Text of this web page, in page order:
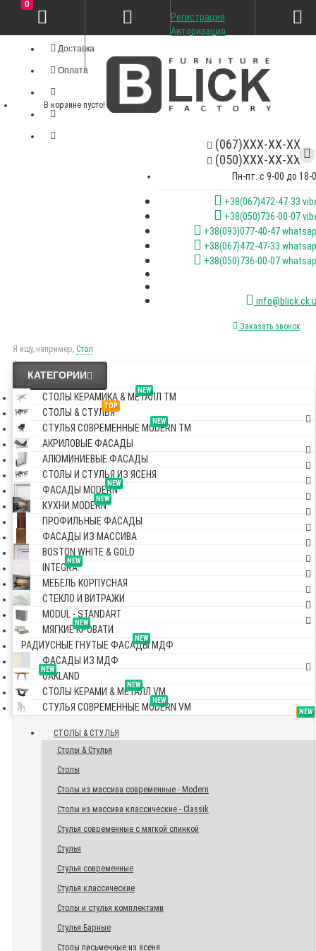
Доставка
Оплата
(067)XXX-XX-XX
(050)XXX-XX-XX
Пн-пт. с 9-00 до 18-
+38(067)472-47-33
+38(050)736-00-07
+38(093)077-40-47
+38(067)472-47-33
+38(050)736-00-07
Заказать звонок
Я ищу, например, Стол
Регистрация
Авторизация
0
В корзине пусто!
КАТЕГОРИИ
NEW
СТОЛЫ КЕРАМИКА & МЕТАЛЛ TM
TOP
СТОЛЫ & СТУЛЬЯ
NEW
СТУЛЬЯ СОВРЕМЕННЫЕ MODERN TM
АКРИЛОВЫЕ ФАСАДЫ
АЛЮМИНИЕВЫЕ ФАСАДЫ
СТОЛЫ И СТУЛЬЯ ИЗ ЯСЕНЯ
NEW
ФАСАДЫ MODERN
NEW
КУХНИ MODERN
ПРОФИЛЬНЫЕ ФАСАДЫ
ФАСАДЫ ИЗ МАССИВА
BOSTON WHITE & GOLD
NEW
INTEGRA
МЕБЕЛЬ КОРПУСНАЯ
СТЕКЛО И ВИТРАЖИ
MODUL - STANDART
NEW
МЯГКИЕ КРОВАТИ
NEW
РАДИУСНЫЕ ГНУТЫЕ ФАСАДЫ МДФ
ФАСАДЫ ИЗ МДФ
NEW
OAKLAND
NEW
СТОЛЫ КЕРАМИ & МЕТАЛЛ VM
NEW
СТУЛЬЯ СОВРЕМЕННЫЕ MODERN VM TOP
СТОЛЫ & СТУЛЬЯ
Столы & Стулья
Столы
Столы из массива современные - Modern
Столы из массива классические - Classik
Стулья современные с мягкой спинкой
Стулья
Стулья современные
Стулья классические
Столы и стулья комплектами
Стулья Барные
Столы письменные из ясеня
NEW
NEW
NEW